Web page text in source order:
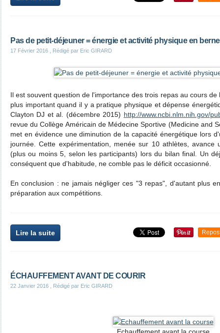
Pas de petit-déjeuner = énergie et activité physique en
17 Février 2016 , Rédigé par Eric GIRARD
Il est souvent question de l'importance des trois repas au cours
plus important quand il y a pratique physique et dépense
Clayton DJ et al. (décembre 2015) http://www.ncbi.nlm.nih.gov/
revue du Collège Américain de Médecine Sportive (Medicine and
met en évidence une diminution de la capacité énergétique lors
journée. Cette expérimentation, menée sur 10 athlètes,
(plus ou moins 5, selon les participants) lors du bilan final. Un
conséquent que d'habitude, ne comble pas le déficit occasionné.
En conclusion : ne jamais négliger ces "3 repas", d'autant plus
préparation aux compétitions.
Lire la suite
ÉCHAUFFEMENT AVANT DE COURIR
22 Janvier 2016 , Rédigé par Eric GIRARD
Echauffement avant la course